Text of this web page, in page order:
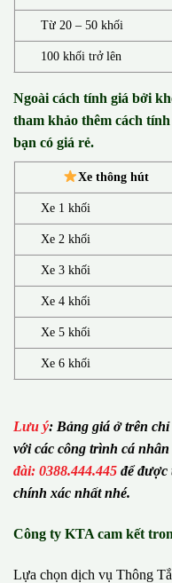
Từ 20 – 50 khối
100 khối trở lên
Ngoài cách tính giá bởi
tham khảo thêm cách
bạn có giá rẻ.
Xe thông hút
Xe 1 khối
Xe 2 khối
Xe 3 khối
Xe 4 khối
Xe 5 khối
Xe 6 khối
Lưu ý: Bảng giá ở trên
với các công trình cá
đài: 0388.444.445 để được
chính xác nhất nhé.
Công ty KTA cam kết
Lựa chọn dịch vụ Thông